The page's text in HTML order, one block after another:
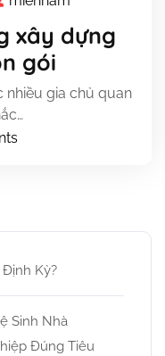
xây dựng
gói
nhiều gia chủ quan
Định Kỳ?
Sinh Nhà
Đúng Tiêu